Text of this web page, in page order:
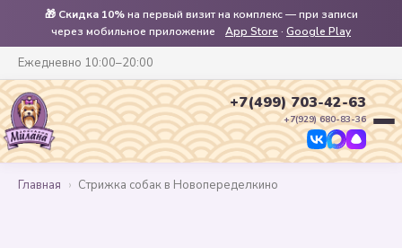
🎁 Скидка 10%на первый визит на комплекс — при записи
через мобильное приложение
App Store · Google Play
Ежедневно 10:00–20:00
+7(499) 703-42-63
+7(929) 680-83-36
Главная › Стрижка собак в Новопеределкино